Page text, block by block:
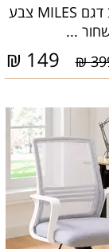
כסא מחשב דגם MILES צבע
...
149
₪